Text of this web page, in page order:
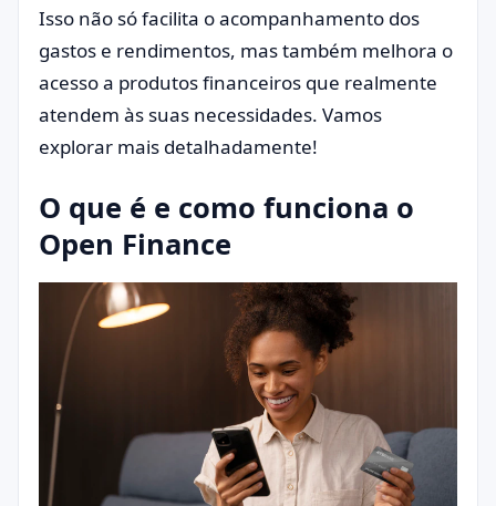
Isso não só facilita o acompanhamento dos
gastos e rendimentos, mas também melhora o
acesso a produtos financeiros que realmente
atendem às suas necessidades. Vamos
explorar mais detalhadamente!
O que é e como funciona o
Open Finance